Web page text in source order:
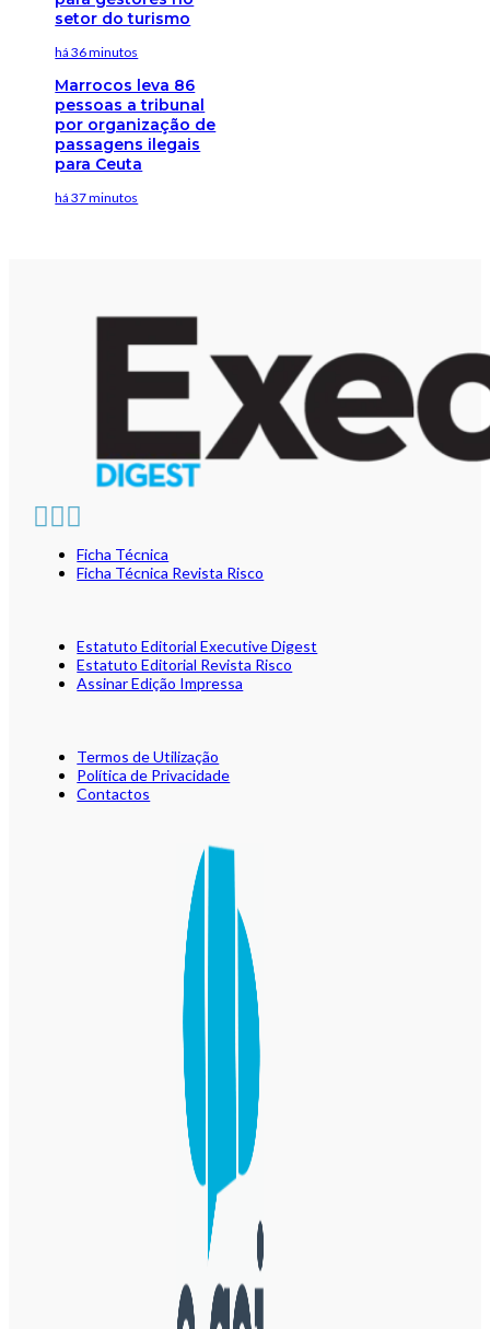
setor do turismo
há 36 minutos
Marrocos leva 86
pessoas a tribunal
por organização de
passagens ilegais
para Ceuta
há 37 minutos
Ficha Técnica
Ficha Técnica Revista Risco
Estatuto Editorial Executive Digest
Estatuto Editorial Revista Risco
Assinar Edição Impressa
Termos de Utilização
Política de Privacidade
Contactos